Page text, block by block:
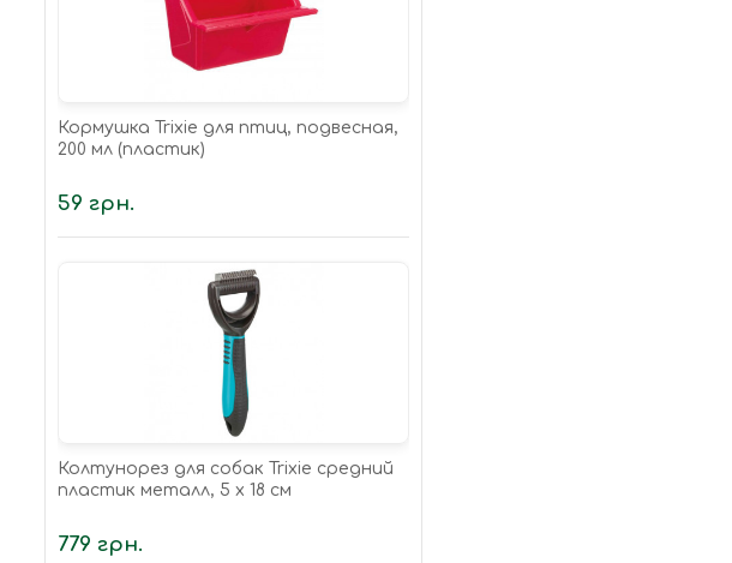
Кормушка Trixie для птиц, подвесная,
200 мл (пластик)
59 грн.
Колтунорез для собак Trixie средний
пластик металл, 5 х 18 см
779 грн.